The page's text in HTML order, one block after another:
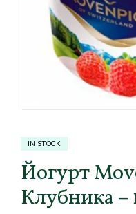
IN STOCK
Йогурт
Клубника –